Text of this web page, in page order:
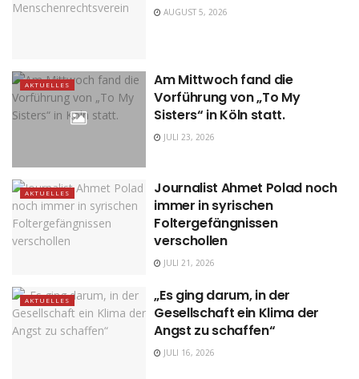
AUGUST 5, 2026
AKTUELLES
Am Mittwoch fand die
Vorführung von „To My
Sisters“ in Köln statt.
JULI 23, 2026
AKTUELLES
Journalist Ahmet Polad noch
immer in syrischen
Foltergefängnissen
verschollen
JULI 21, 2026
AKTUELLES
„Es ging darum, in der
Gesellschaft ein Klima der
Angst zu schaffen“
JULI 16, 2026